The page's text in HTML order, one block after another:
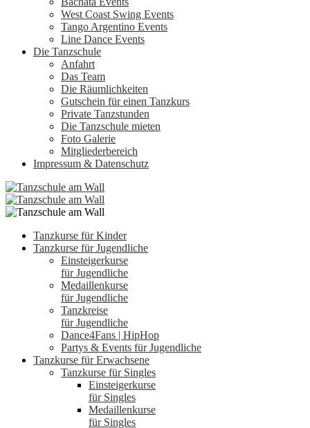
West Coast Swing Events
Tango Argentino Events
Line Dance Events
Die Tanzschule
Anfahrt
Das Team
Die Räumlichkeiten
Gutschein für einen Tanzkurs
Private Tanzstunden
Die Tanzschule mieten
Foto Galerie
Mitgliederbereich
Impressum & Datenschutz
Tanzkurse für Kinder
Tanzkurse für Jugendliche
Einsteigerkurse
für Jugendliche
Medaillenkurse
für Jugendliche
Tanzkreise
für Jugendliche
Dance4Fans | HipHop
Partys & Events für Jugendliche
Tanzkurse für Erwachsene
Tanzkurse für Singles
Einsteigerkurse
für Singles
Medaillenkurse
für Singles